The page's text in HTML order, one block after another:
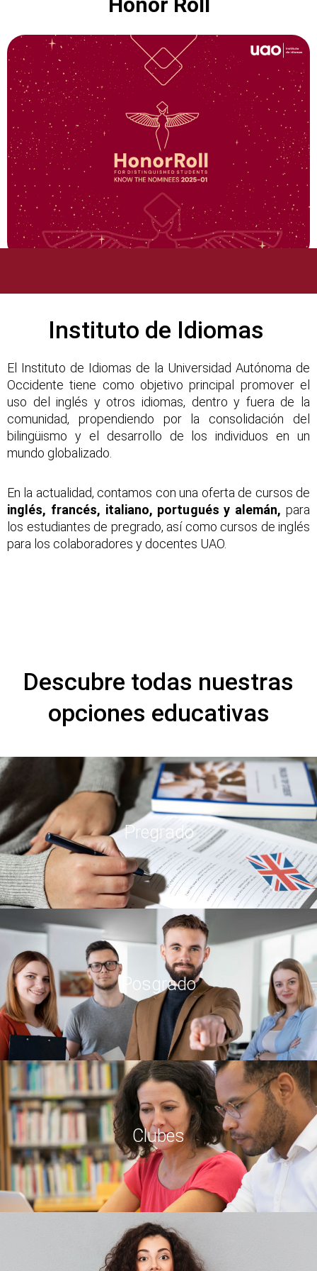
Instituto de Idiomas
El Instituto de Idiomas de la Universidad Autónoma de
Occidente tiene como objetivo principal promover el
uso del inglés y otros idiomas, dentro y fuera de la
comunidad, propendiendo por la consolidación del
bilingüismo y el desarrollo de los individuos en un
mundo globalizado.
En la actualidad, contamos con una oferta de cursos de
inglés, francés, italiano, portugués y alemán, para
los estudiantes de pregrado, así como cursos de inglés
para los colaboradores y docentes UAO.
Descubre todas nuestras
opciones educativas
Pregrado
Posgrado
Clubes